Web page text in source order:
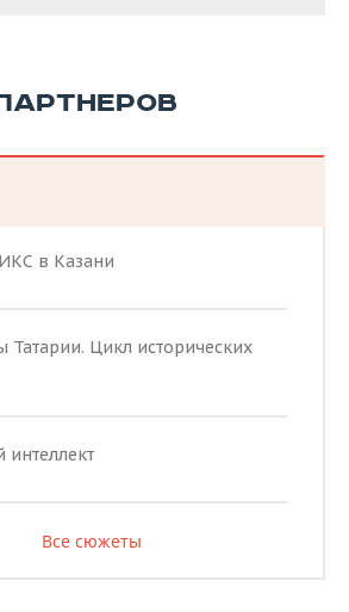
в Казани
Татарии. Цикл исторических
интеллект
Все сюжеты